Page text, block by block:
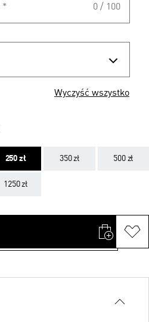
* 0 / 100
Wyczyść wszystko
250 zł 350 zł 500 zł
1250 zł